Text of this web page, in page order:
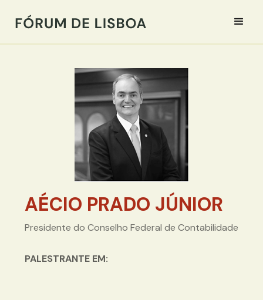
AÉCIO PRADO JÚNIOR
Presidente do Conselho Federal de Contabilidade
PALESTRANTE EM: